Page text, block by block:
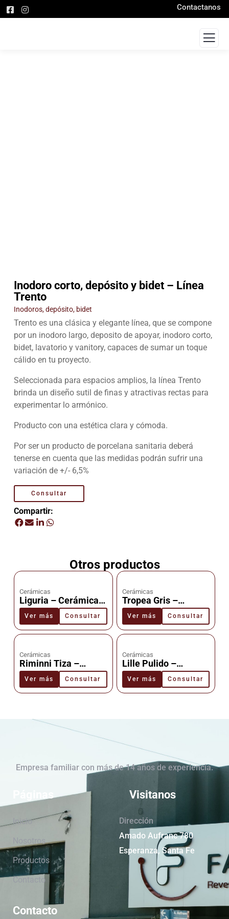
Contactanos
Inodoro corto, depósito y bidet – Línea
Trento
Inodoros, depósito, bidet
Trento es una clásica y elegante línea, que se compone
por un inodoro largo, deposito de apoyar, inodoro corto,
bidet, lavatorio y vanitory, capaces de sumar un toque
cálido en tu proyecto.
Seleccionada para espacios amplios, la línea Trento
brinda un diseño sutil de finas y atractivas rectas para
experimentar lo armónico.
Producto con una estética clara y cómoda.
Por ser un producto de porcelana sanitaria deberá
tenerse en cuenta que las medidas podrán sufrir una
variación de +/- 6,5%
Consultar
Compartir:
Otros productos
Cerámicas
Liguria – Cerámica –
Cañuelas
Ver más Consultar
Cerámicas
Tropea Gris –
Cerámica –
Cañuelas
Ver más Consultar
Cerámicas
Riminni Tiza –
Cerámica –
Cañuelas
Ver más Consultar
Cerámicas
Lille Pulido –
Cerámica –
Cañuelas
Ver más Consultar
Empresa familiar con más de 14 años de experiencia.
Páginas
Inicio
Nosotros
Productos
Contacto
Visitanos
Dirección
Amado Aufranc 780
Esperanza, Santa Fe
Contacto